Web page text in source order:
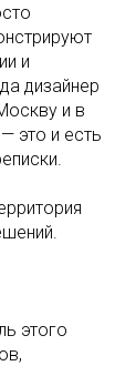
и
дизайнер
и в
это и есть
этого